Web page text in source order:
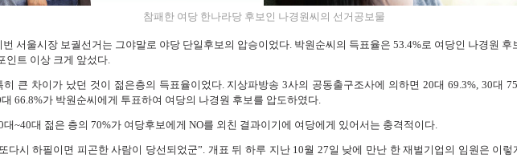
참패한 여당 한나라당 후보인 나경원씨의 선거공보물
번 서울시장 보궐선거는 그야말로 야당 단일후보의 압승이었다. 박원순씨의 득표율은 53.4%로 여당인 나경원 후
인트 이상 크게 앞섰다.
히 큰 차이가 났던 것이 젊은층의 득표율이었다. 지상파방송 3사의 공동출구조사에 의하면 20대 69.3%, 30대
66.8%가 박원순씨에게 투표하여 여당의 나경원 후보를 압도하였다.
대~40대 젊은 층의 70%가 여당후보에게 NO를 외친 결과이기에 여당에게 있어서는 충격적이다.
다시 하필이면 피곤한 사람이 당선되었군”. 개표 뒤 하루 지난 10월 27일 낮에 만난 한 재벌기업의 임원은 이렇